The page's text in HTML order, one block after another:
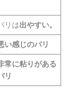
リは出やすい。
い感じのバリ
常に粘りがある
リ